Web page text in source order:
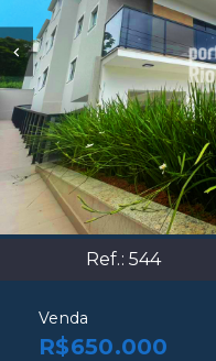
Ref.: 544
Venda
R$650.000